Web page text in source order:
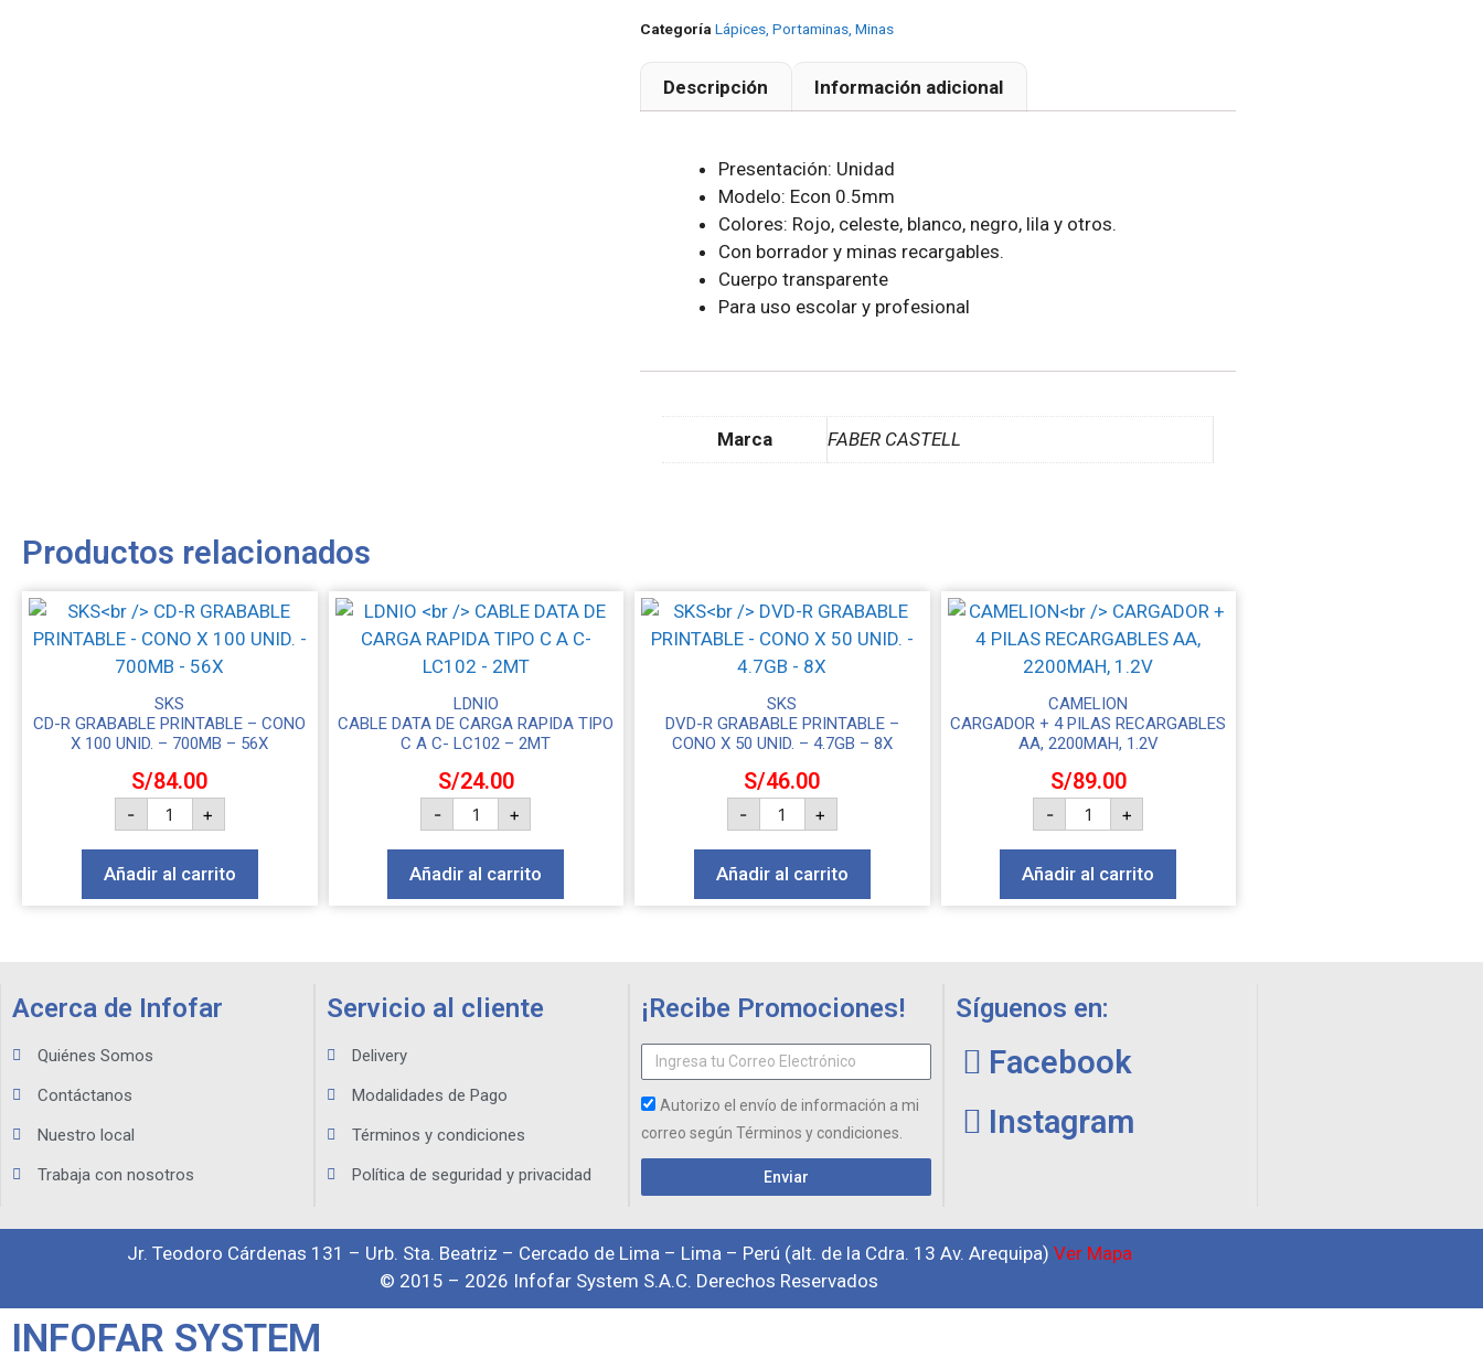
Categoría Lápices, Portaminas, Minas
Descripción Información adicional
Presentación: Unidad
Modelo: Econ 0.5mm
Colores: Rojo, celeste, blanco, negro, lila y otros.
Con borrador y minas recargables.
Cuerpo transparente
Para uso escolar y profesional
Marca FABER CASTELL
Productos relacionados
SKS
CD-R GRABABLE PRINTABLE – CONO
X 100 UNID. – 700MB – 56X
S/84.00
- +
Añadir al carrito
LDNIO
CABLE DATA DE CARGA RAPIDA TIPO
C A C- LC102 – 2MT
S/24.00
- +
Añadir al carrito
SKS
DVD-R GRABABLE PRINTABLE –
CONO X 50 UNID. – 4.7GB – 8X
S/46.00
- +
Añadir al carrito
CAMELION
CARGADOR + 4 PILAS RECARGABLES
AA, 2200MAH, 1.2V
S/89.00
- +
Añadir al carrito
Acerca de Infofar
Quiénes Somos
Contáctanos
Nuestro local
Trabaja con nosotros
Servicio al cliente
Delivery
Modalidades de Pago
Términos y condiciones
Política de seguridad y privacidad
¡Recibe Promociones!
Autorizo el envío de información a mi
correo según Términos y condiciones.
Enviar
Síguenos en:
Facebook
Instagram
Jr. Teodoro Cárdenas 131 – Urb. Sta. Beatriz – Cercado de Lima – Lima – Perú (alt. de la Cdra. 13 Av. Arequipa) Ver Mapa
© 2015 – 2026 Infofar System S.A.C. Derechos Reservados
INFOFAR SYSTEM